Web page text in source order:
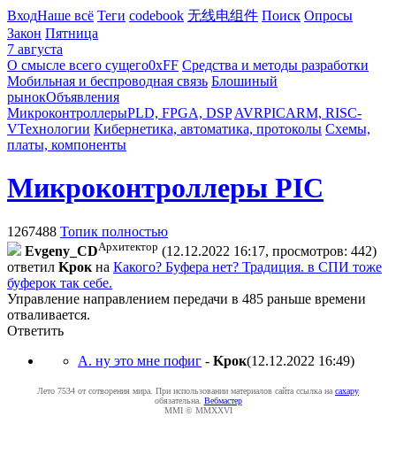
ВходНаше всё Теги codebook 无线电组件 Поиск Опросы
Закон Пятница
7 августа
О смысле всего сущего0xFF Средства и методы разработки
Мобильная и беспроводная связь Блошиный
рынокОбъявления
МикроконтроллерыPLD, FPGA, DSP AVRPICARM, RISC-
VТехнологии Кибернетика, автоматика, протоколы Схемы,
платы, компоненты
Микроконтроллеры PIC
1267488 Топик полностью
Evgeny_CDАрхитектор (12.12.2022 16:17, просмотров: 442)
ответил Kpoк на Какого? Буфера нет? Традиция. в СПИ тоже
буферок так себе.
Управление направлением передачи в 485 раньше времени
отваливается.
Ответить
А. ну это мне пофиг - Kpoк(12.12.2022 16:49)
Лето 7534 от сотворения мира. При использовании материалов сайта ссылка на caxapу
обязательна. Вебмастер
MMI © MMXXVI